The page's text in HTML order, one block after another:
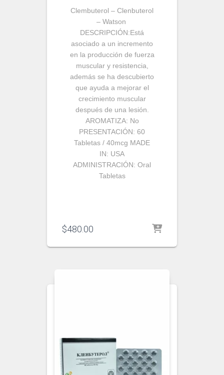
Clembuterol – Clenbuterol
– Watson
DESCRIPCIÓN:Está
asociado a un incremento
en la producción de fuerza
muscular y resistencia,
además se ha descubierto
que ayuda a mejorar el
crecimiento muscular
después de una lesión.
AROMATIZA: No
PRESENTACIÓN: 60
Tabletas / 40mcg MADE
IN: USA
ADMINISTRACIÓN: Oral
Tabletas
$480.00